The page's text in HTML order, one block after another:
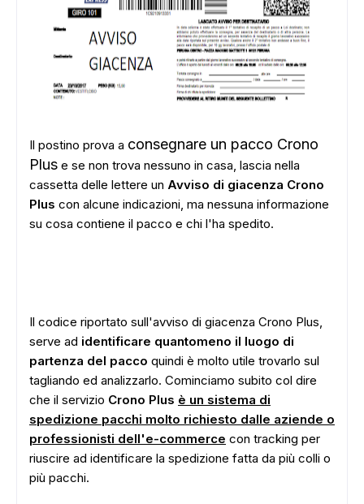
Il postino prova a consegnare un pacco Crono
Plus e se non trova nessuno in casa, lascia nella
cassetta delle lettere un Avviso di giacenza Crono
Plus con alcune indicazioni, ma nessuna informazione
su cosa contiene il pacco e chi l'ha spedito.
Il codice riportato sull'avviso di giacenza Crono Plus,
serve ad identificare quantomeno il luogo di
partenza del pacco quindi è molto utile trovarlo sul
tagliando ed analizzarlo. Cominciamo subito col dire
che il servizio Crono Plus è un sistema di
spedizione pacchi molto richiesto dalle aziende o
professionisti dell'e-commerce con tracking per
riuscire ad identificare la spedizione fatta da più colli o
più pacchi.